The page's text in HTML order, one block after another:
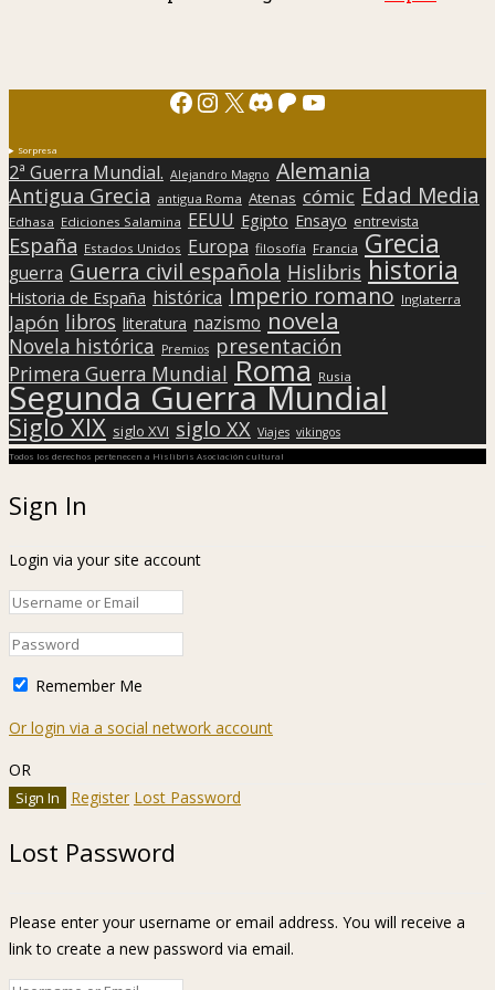
Facebook
Instagram
X Discord
Patreon
YouTube
Sorpresa
2ª Guerra Mundial. Alejandro Magno Alemania
Antigua Grecia antigua Roma Atenas cómic Edad Media
Edhasa Ediciones Salamina EEUU Egipto Ensayo entrevista
España Estados Unidos Europa filosofía Francia Grecia
guerra Guerra civil española Hislibris historia
Historia de España histórica Imperio romano Inglaterra
Japón libros literatura nazismo novela
Novela histórica Premios presentación
Primera Guerra Mundial Roma Rusia
Segunda Guerra Mundial
Siglo XIX siglo XVI siglo XX Viajes vikingos
Todos los derechos pertenecen a Hislibris Asociación cultural
Sign In
Login via your site account
Remember Me
Or login via a social network account
OR
Register Lost Password
Lost Password
Please enter your username or email address. You will receive a
link to create a new password via email.